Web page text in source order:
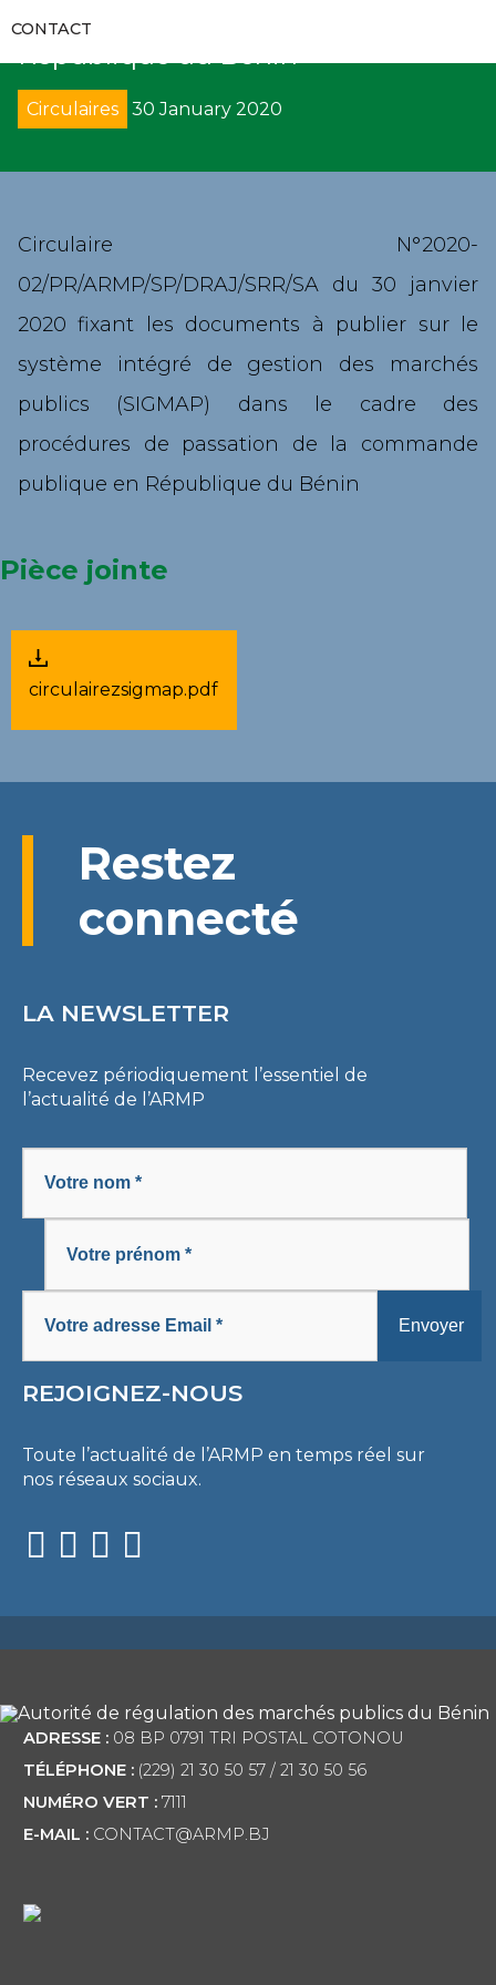
APPELS D’OFFRES
FORMATIONS
CODES DES MARCHÉS PUBLICS
DÉCRETS
ARRÊTÉS
RECOURS
DÉNONCIATION
SOLLICIATION DE CONCILIATION
ARBITRAGE
REMISE DE PÉNALITÉS
COLLECTE DE DONNÉES
VIDÉOS
CONTACT
de la commande publique en
République du Bénin
Circulaires 30 January 2020
Circulaire N°2020-
02/PR/ARMP/SP/DRAJ/SRR/SA du 30 janvier
2020 fixant les documents à publier sur le
système intégré de gestion des marchés
publics (SIGMAP) dans le cadre des
procédures de passation de la commande
publique en République du Bénin
Pièce jointe
circulairezsigmap.pdf
Restez
connecté
LA NEWSLETTER
Recevez périodiquement l’essentiel de
l’actualité de l’ARMP
REJOIGNEZ-NOUS
Toute l’actualité de l’ARMP en temps réel sur
nos réseaux sociaux.
ADRESSE :08 BP 0791 TRI POSTAL COTONOU
TÉLÉPHONE :(229) 21 30 50 57 / 21 30 50 56
NUMÉRO VERT :7111
E-MAIL :CONTACT@ARMP.BJ